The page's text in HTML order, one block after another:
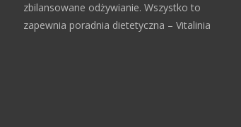
zbilansowane odżywianie. Wszystko to
zapewnia poradnia dietetyczna – Vitalinia